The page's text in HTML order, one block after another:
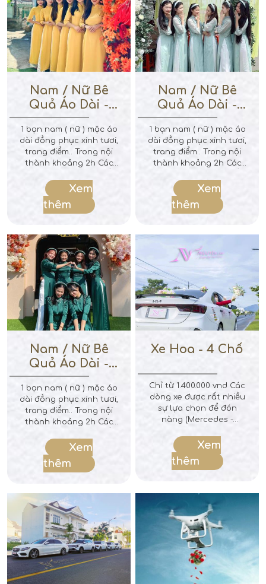
Nam / Nữ Bê
Quả Áo Dài -
Vàng Full
1 bạn nam ( nữ ) mặc áo
dài đồng phục xinh tươi,
trang điểm.. Trong nội
thành khoảng 2h Các
qua nhà cô dâu, bê lễ
bào nhà và chờ nhà
mình làm lể xong trả
lì xì trả duyên
Xem
thêm
Nam / Nữ Bê
Quả Áo Dài -
Xanh Min
1 bạn nam ( nữ ) mặc áo
dài đồng phục xinh tươi,
trang điểm.. Trong nội
thành khoảng 2h Các
qua nhà cô dâu, bê lễ
bào nhà và chờ nhà
mình làm lể xong trả
Xem
thêm
Nam / Nữ Bê
Quả Áo Dài -
Xanh Lá Đậm
1 bạn nam ( nữ ) mặc áo
dài đồng phục xinh tươi,
trang điểm.. Trong nội
thành khoảng 2h Các
qua nhà cô dâu, bê lễ
bào nhà và chờ nhà
mình làm lể xong trả
lì xì trả duyên
Xem
thêm
Xe Hoa - 4 Chổ
Chỉ từ 1.400.000 vnd Các
dòng xe được rất nhiều
sự lựa chọn để đón
nàng (Mercedes -
MG5 - Creta ...) Giá thuê
trong 4h nội thành Đã
nhất
Xem
thêm